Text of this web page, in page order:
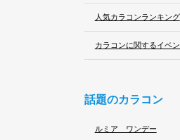
人気カラコンランキング
カラコンに関するイベ
話題のカラコン
ルミア ワンデー